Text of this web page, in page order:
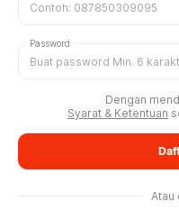
Password
Dengan
Syarat & Ketentuan
Atau